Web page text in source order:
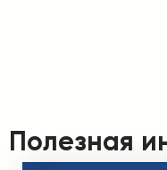
Полезная